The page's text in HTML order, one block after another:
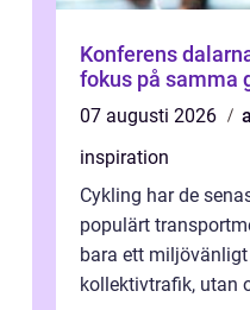
Konferens dalarna natur, kultur
fokus på samma
07 augusti 2026
inspiration
Cykling har de
populärt
bara ett
kollektivtrafik, utan